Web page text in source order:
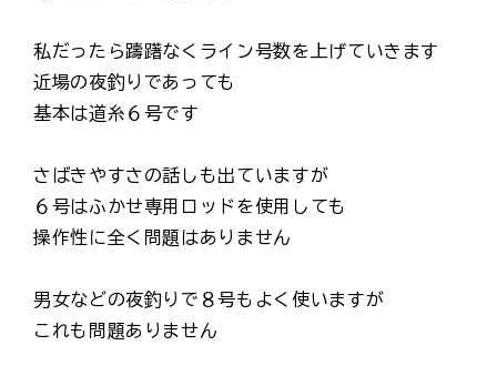
私だったら躊躇なくライン号数を上げていきます
近場の夜釣りであっても
基本は道糸６号です
さばきやすさの話しも出ていますが
６号はふかせ専用ロッドを使用しても
操作性に全く問題はありません
男女などの夜釣りで８号もよく使いますが
これも問題ありません